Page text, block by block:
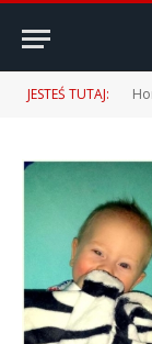
JESTEŚ TUTAJ: